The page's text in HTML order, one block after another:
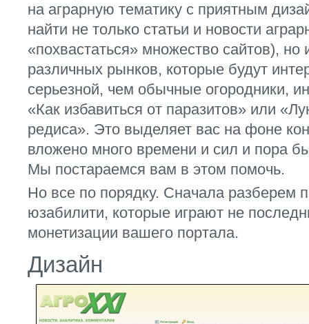
на аграрную тематику с приятным
найти не только статьи и новости
«похвастаться» множество сайтов),
различных рынков, которые будут
серьезной, чем обычные огородники,
«Как избавиться от паразитов» или
редиса». Это выделяет вас на фоне
вложено много времени и сил и пора
Мы постараемся вам в этом помочь.
Но все по порядку. Сначала разберем
юзабилити, которые играют не
монетизации вашего портала.
Дизайн